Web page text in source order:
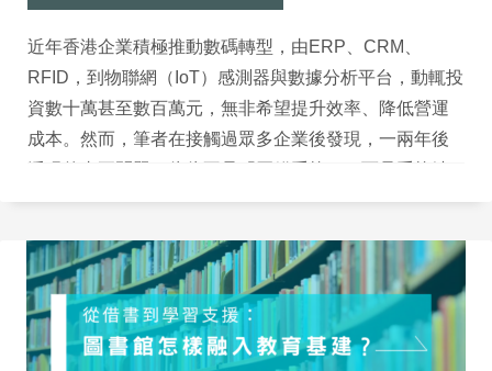
近年香港企業積極推動數碼轉型，由ERP、CRM、
RFID，到物聯網（IoT）感測器與數據分析平台，動輒投
資數十萬甚至數百萬元，無非希望提升效率、降低營運
成本。然而，筆者在接觸過眾多企業後發現，一兩年後
乏持續營運。